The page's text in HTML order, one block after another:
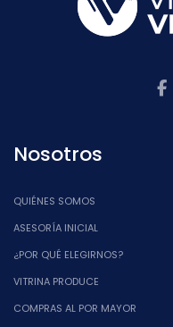
Nosotros
QUIÉNES SOMOS
ASESORÍA INICIAL
¿POR QUÉ ELEGIRNOS?
VITRINA PRODUCE
COMPRAS AL POR MAYOR